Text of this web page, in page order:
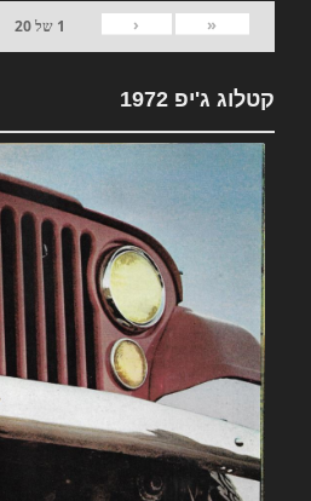
«
‹
1 של20
קטלוג ג'יפ 1972